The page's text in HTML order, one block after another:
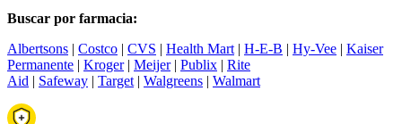
Buscar por farmacia:
Albertsons | Costco | CVS | Health Mart | H-E-B | Hy-Vee | Kaiser
Permanente | Kroger| Meijer| Publix | Rite
Aid | Safeway | Target | Walgreens | Walmart